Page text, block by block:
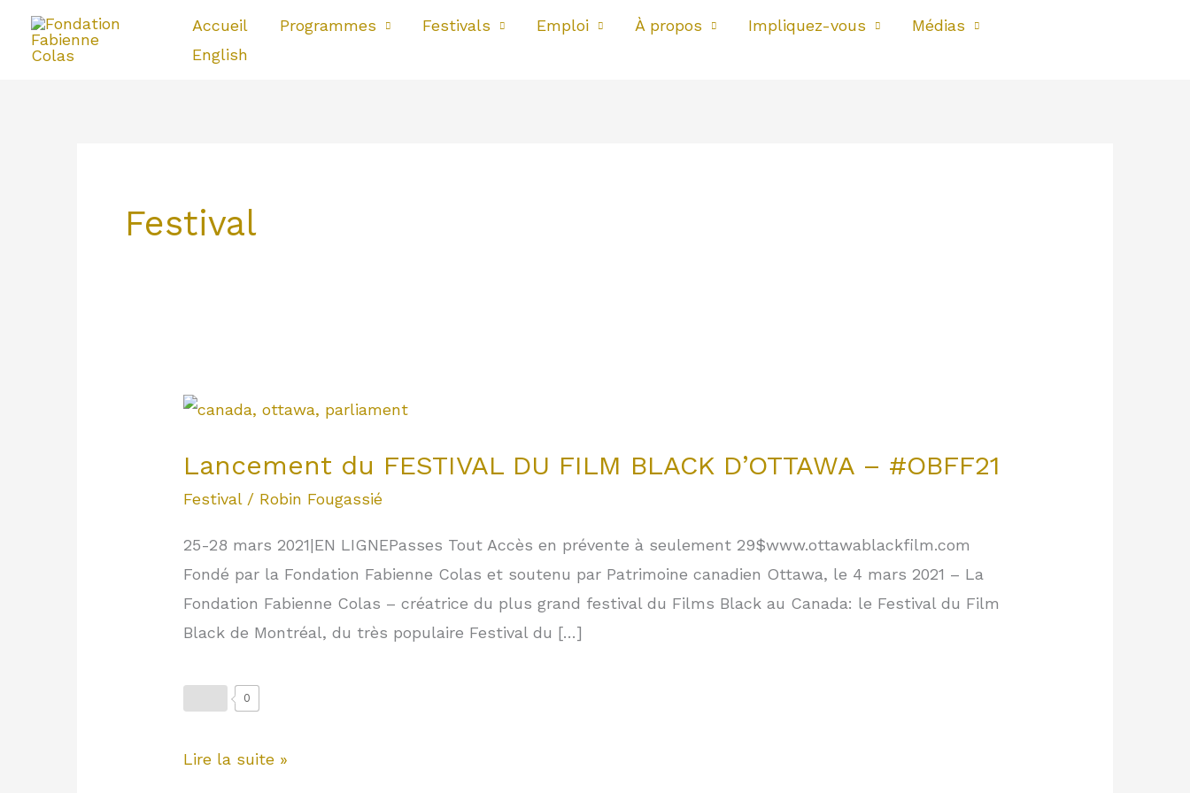
Aller
Accueil Programmes Festivals Emploi À propos Impliquez-vous
Médias
English
Festival
Lancement du FESTIVAL DU FILM BLACK D’OTTAWA – #OBFF21
Festival/ Robin Fougassié
25-28 mars 2021|EN LIGNEPasses Tout Accès en prévente à seulement 29$www.ottawablackfilm.com
Fondé par la Fondation Fabienne Colas et soutenu par Patrimoine canadien Ottawa, le 4 mars 2021 – La
Fondation Fabienne Colas – créatrice du plus grand festival du Films Black au Canada: le Festival du Film
Black de Montréal, du très populaire Festival du […]
0
Lancement
FESTIVAL
DU
BLACK
D’OTTAWA
–
#OBFF21
Lire la suite »